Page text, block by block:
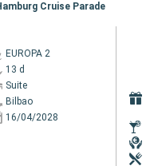
Cruise Parade
EUROPA 2
13 d
Suite
Bilbao
16/04/2028